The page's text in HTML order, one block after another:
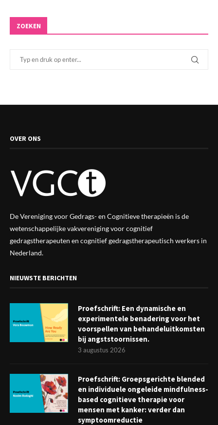
ZOEKEN
OVER ONS
De Vereniging voor Gedrags- en Cognitieve therapieën is de
wetenschappelijke vakverenigingvoor cognitief
gedragstherapeuten en cognitief gedragstherapeutisch werkers in
Nederland.
NIEUWSTE BERICHTEN
Proefschrift: Een dynamische en
experimentele benadering voor het
voorspellen van behandeluitkomsten
bij angststoornissen.
3 augustus 2026
Proefschrift: Groepsgerichte blended
en individuele ongeleide mindfulness-
based cognitieve therapie voor
mensen met kanker: verder dan
symptoomreductie